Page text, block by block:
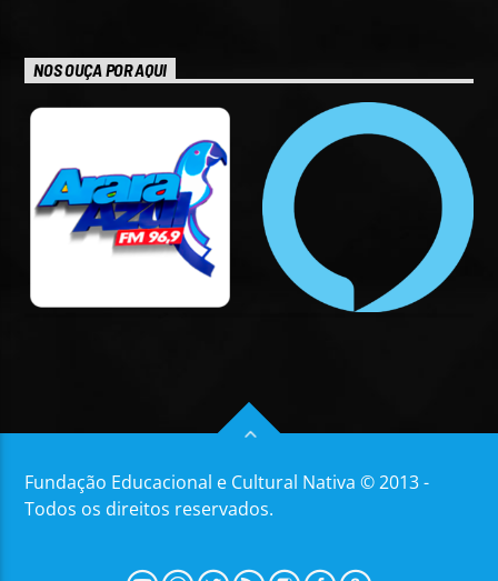
NOS OUÇA POR AQUI
Fundação Educacional e Cultural Nativa © 2013 -
Todos os direitos reservados.